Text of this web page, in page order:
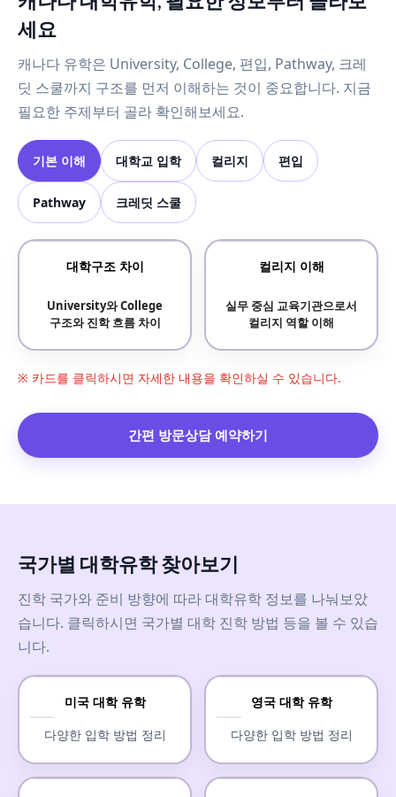
세요
캐나다 유학은 University, College, 편입, Pathway, 크레
딧 스쿨까지 구조를 먼저 이해하는 것이 중요합니다. 지금
필요한 주제부터 골라 확인해보세요.
기본 이해 대학교 입학 컬리지 편입
Pathway 크레딧 스쿨
대학구조 차이
University와 College
구조와 진학 흐름 차이
컬리지 이해
실무 중심 교육기관으로서
컬리지 역할 이해
※ 카드를 클릭하시면 자세한 내용을 확인하실 수 있습니다.
간편 방문상담 예약하기
국가별 대학유학 찾아보기
진학 국가와 준비 방향에 따라 대학유학 정보를 나눠보았
습니다. 클릭하시면 국가별 대학 진학 방법 등을 볼 수 있습
니다.
미국 대학 유학
다양한 입학 방법 정리
영국 대학 유학
다양한 입학 방법 정리